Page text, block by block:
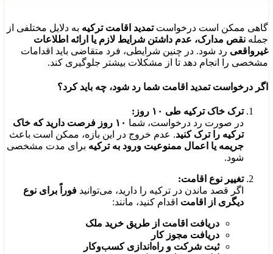
گاهی ممکن است درخواستتمدید اقامت ترکیه به دلایل مختلفی از
جمله نقص مدارک، عدم داشتن شرایط لازم یا ارائه اطلاعات
غیرواقعی رد شود. در چنین شرایطی، فرد متقاضی باید اقدامات
مشخصی را انجام دهد تا از مشکلات بیشتر جلوگیری کند.
اگر درخواست تمدید اقامت شما رد شود، چه باید کرد؟
ترک خاک ترکیه طی ۱۰ روز:
در صورت رد درخواست، شما
۱۰ روز فرصت دارید که خاک
ترکیه را ترک کنید. عدم خروج در این بازه، ممکن است باعث
جریمه یا اعمال ممنوعیت ورود به ترکیه برای مدت مشخصی
شود.
تغییر نوع اقامت:
اگر قصد ماندن در ترکیه را دارید، می‌توانید فوراً برای نوع
دیگری از اقامت اقدام کنید، مانند:
دریافت اقامت از طریق خرید ملک
دریافت مجوز کار
ثبت شرکت و راه‌اندازی کسب‌وکار